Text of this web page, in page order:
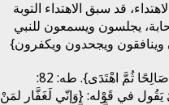
قد سبق الاهتداء التوبة
يجلسون ويسمعون للنبي
ويجحدون ويكفرون}
ثُمَّ اهْتَدَى}. طه: 82:
في قَوْله: {وَإنّي لَغَفَّار لمَنْ